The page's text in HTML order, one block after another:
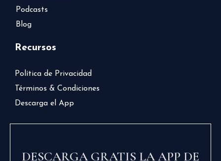
Podcasts
Blog
Recursos
Política de Privacidad
Términos & Condiciones
Descarga el App
DESCARGA GRATIS LA APP DE